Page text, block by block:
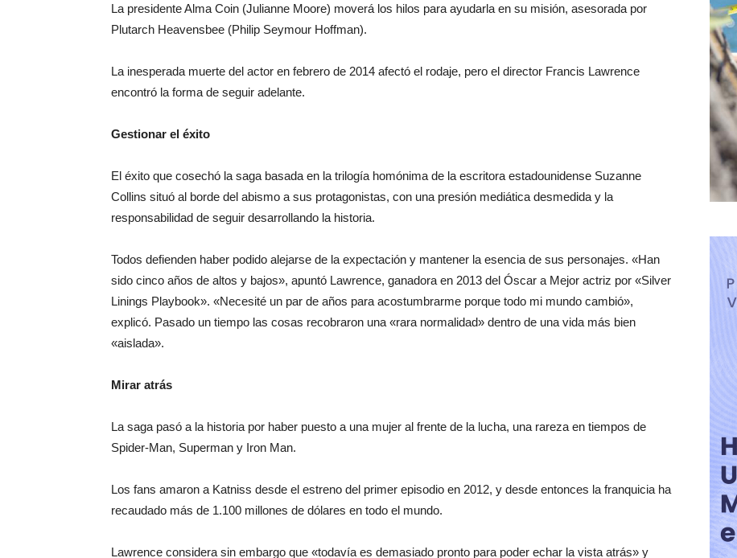
La presidente Alma Coin (Julianne Moore) moverá los hilos para ayudarla en su misión, asesorada por
Plutarch Heavensbee (Philip Seymour Hoffman).
La inesperada muerte del actor en febrero de 2014 afectó el rodaje, pero el director Francis Lawrence
encontró la forma de seguir adelante.
Gestionar el éxito
El éxito que cosechó la saga basada en la trilogía homónima de la escritora estadounidense Suzanne
Collins situó al borde del abismo a sus protagonistas, con una presión mediática desmedida y la
responsabilidad de seguir desarrollando la historia.
Todos defienden haber podido alejarse de la expectación y mantener la esencia de sus personajes. «Han
sido cinco años de altos y bajos», apuntó Lawrence, ganadora en 2013 del Óscar a Mejor actriz por «Silver
Linings Playbook». «Necesité un par de años para acostumbrarme porque todo mi mundo cambió»,
explicó. Pasado un tiempo las cosas recobraron una «rara normalidad» dentro de una vida más bien
«aislada».
Mirar atrás
La saga pasó a la historia por haber puesto a una mujer al frente de la lucha, una rareza en tiempos de
Spider-Man, Superman y Iron Man.
Los fans amaron a Katniss desde el estreno del primer episodio en 2012, y desde entonces la franquicia ha
recaudado más de 1.100 millones de dólares en todo el mundo.
Lawrence considera sin embargo que «todavía es demasiado pronto para poder echar la vista atrás» y